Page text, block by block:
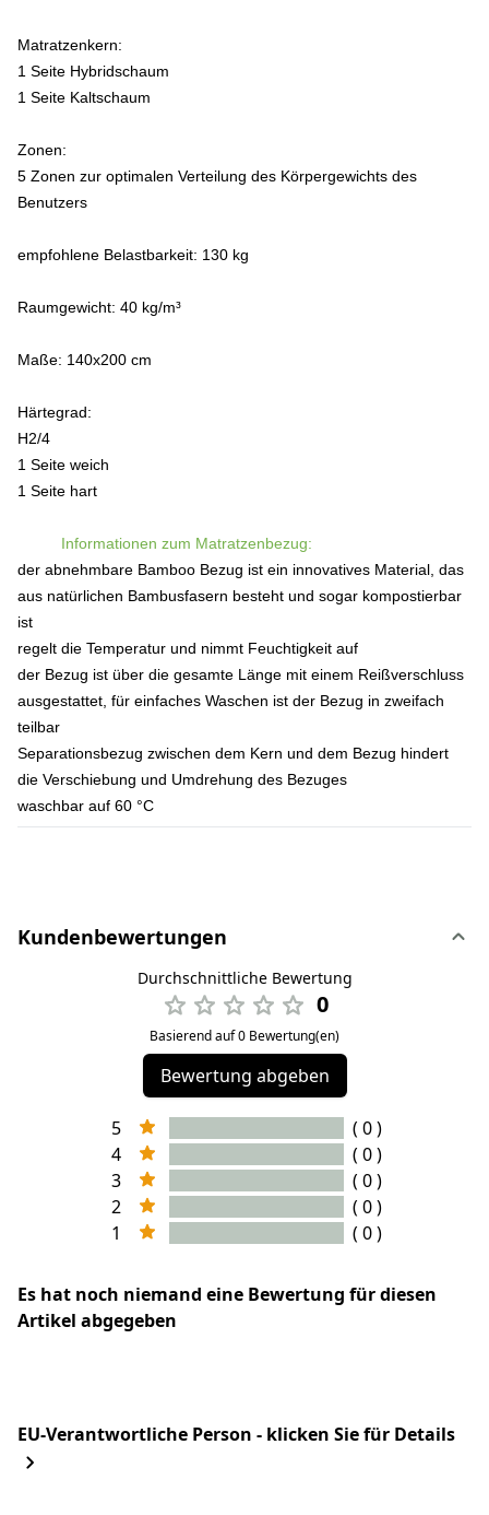
Matratzenkern:
1 Seite Hybridschaum
1 Seite Kaltschaum
Zonen:
5 Zonen zur optimalen Verteilung des Körpergewichts des
Benutzers
empfohlene Belastbarkeit: 130 kg
Raumgewicht: 40 kg/m³
Maße: 140x200 cm
Härtegrad:
H2/4
1 Seite weich
1 Seite hart
Informationen zum Matratzenbezug:
der abnehmbare Bamboo Bezug ist ein innovatives Material, das
aus natürlichen Bambusfasern besteht und sogar kompostierbar
ist
regelt die Temperatur und nimmt Feuchtigkeit auf
der Bezug ist über die gesamte Länge mit einem Reißverschluss
ausgestattet, für einfaches Waschen ist der Bezug in zweifach
teilbar
Separationsbezug zwischen dem Kern und dem Bezug hindert
die Verschiebung und Umdrehung des Bezuges
waschbar auf 60 °C
Kundenbewertungen
Durchschnittliche Bewertung
0
Basierend auf 0 Bewertung(en)
Bewertung abgeben
5
( 0 )
4
( 0 )
3
( 0 )
2
( 0 )
1
( 0 )
Es hat noch niemand eine Bewertung für diesen
Artikel abgegeben
EU-Verantwortliche Person - klicken Sie für Details